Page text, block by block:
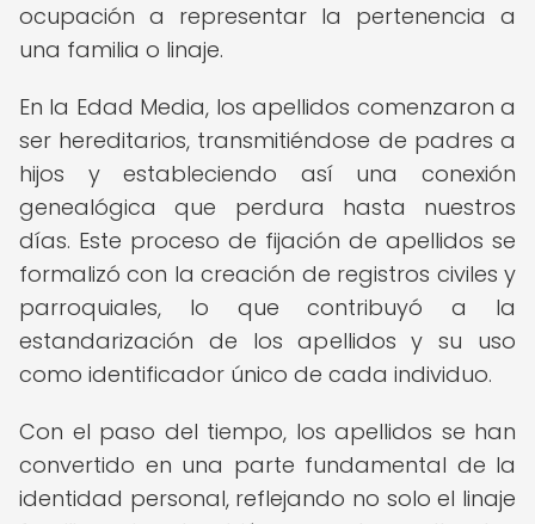
ocupación a representar la pertenencia a
una familia o linaje.
En la Edad Media, los apellidos comenzaron a
ser hereditarios, transmitiéndose de padres a
hijos y estableciendo así una conexión
genealógica que perdura hasta nuestros
días. Este proceso de fijación de apellidos se
formalizó con la creación de registros civiles y
parroquiales, lo que contribuyó a la
estandarización de los apellidos y su uso
como identificador único de cada individuo.
Con el paso del tiempo, los apellidos se han
convertido en una parte fundamental de la
identidad personal, reflejando no solo el linaje